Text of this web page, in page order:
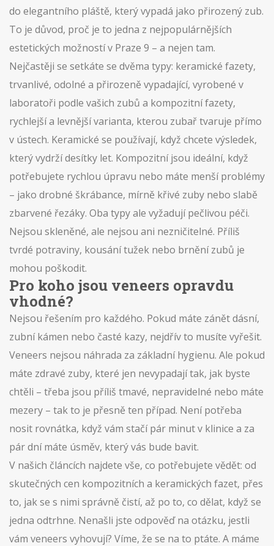
do elegantního pláště, který vypadá jako přirozený zub.
To je důvod, proč je to jedna z nejpopulárnějších
estetických možností v Praze 9 – a nejen tam.
Nejčastěji se setkáte se dvěma typy: keramické fazety,
trvanlivé, odolné a přirozeně vypadající, vyrobené v
laboratoři podle vašich zubů a kompozitní fazety,
rychlejší a levnější varianta, kterou zubař tvaruje přímo
v ústech. Keramické se používají, když chcete výsledek,
který vydrží desítky let. Kompozitní jsou ideální, když
potřebujete rychlou úpravu nebo máte menší problémy
– jako drobné škrábance, mírně křivé zuby nebo slabě
zbarvené řezáky. Oba typy ale vyžadují pečlivou péči.
Nejsou skleněné, ale nejsou ani nezničitelné. Příliš
tvrdé potraviny, kousání tužek nebo brnění zubů je
mohou poškodit.
Pro koho jsou veneers opravdu
vhodné?
Nejsou řešením pro každého. Pokud máte zánět dásní,
zubní kámen nebo časté kazy, nejdřív to musíte vyřešit.
Veneers nejsou náhrada za základní hygienu. Ale pokud
máte zdravé zuby, které jen nevypadají tak, jak byste
chtěli – třeba jsou příliš tmavé, nepravidelné nebo máte
mezery – tak to je přesně ten případ. Není potřeba
nosit rovnátka, když vám stačí pár minut v klinice a za
pár dní máte úsměv, který vás bude bavit.
V našich článcích najdete vše, co potřebujete vědět: od
skutečných cen kompozitních a keramických fazet, přes
to, jak se s nimi správně čistí, až po to, co dělat, když se
jedna odtrhne. Nenašli jste odpověď na otázku, jestli
vám veneers vyhovují? Víme, že se na to ptáte. A máme